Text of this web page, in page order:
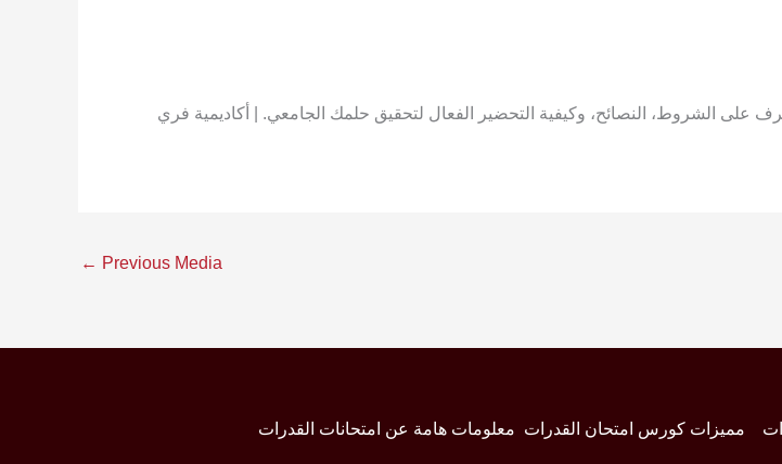
فنون تطبيقية وعمارة 2026 للدبلومات الفنية. تعرف على الشروط، النصائح، وكيفية التحضير الفعال لتحقيق حلمك الجامعي. | أكاديمية فري
← Previous Media
مميزات كورس امتحان القدرات معلومات هامة عن امتحانات القدرات